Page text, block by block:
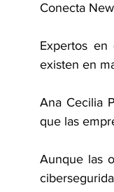
Conecta
Expertos en
existen en
Ana Cecilia
que las
Aunque las